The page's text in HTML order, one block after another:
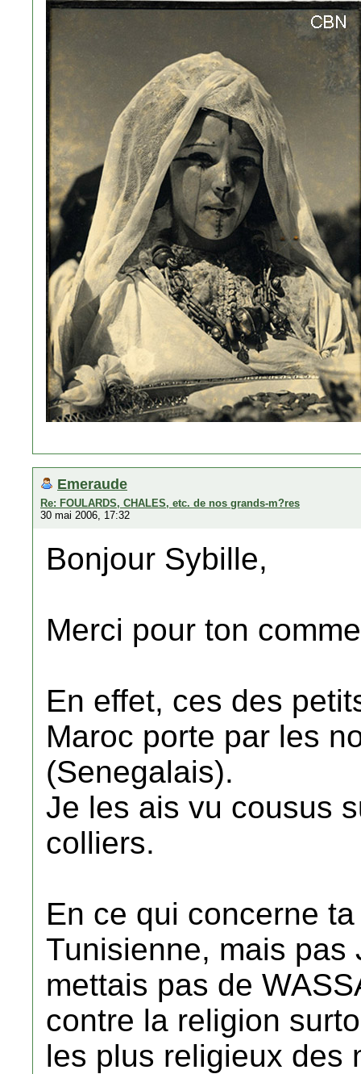
Emeraude
Re: FOULARDS, CHALES, etc. de nos grands-m?res
30 mai 2006, 17:32
Bonjour Sybille,
Merci pour ton
En effet, ces des
Maroc porte par les
(Senegalais).
Je les ais vu cousus
colliers.
En ce qui concerne
Tunisienne, mais
mettais pas de
contre la religion
les plus religieux des